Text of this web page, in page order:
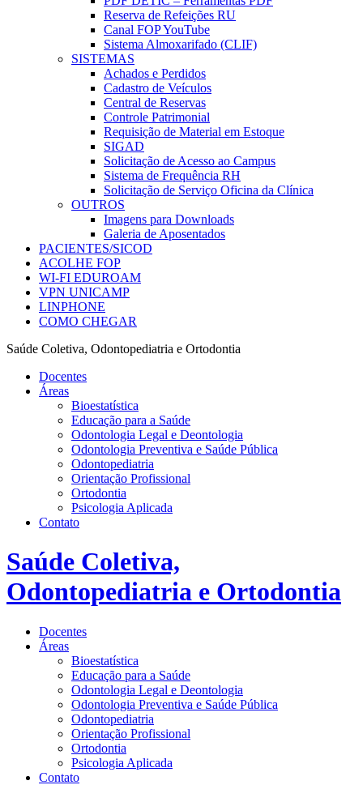
Reserva de Refeições RU
Canal FOP YouTube
Sistema Almoxarifado (CLIF)
SISTEMAS
Achados e Perdidos
Cadastro de Veículos
Central de Reservas
Controle Patrimonial
Requisição de Material em Estoque
SIGAD
Solicitação de Acesso ao Campus
Sistema de Frequência RH
Solicitação de Serviço Oficina da Clínica
OUTROS
Imagens para Downloads
Galeria de Aposentados
PACIENTES/SICOD
ACOLHE FOP
WI-FI EDUROAM
VPN UNICAMP
LINPHONE
COMO CHEGAR
Saúde Coletiva, Odontopediatria e Ortodontia
Docentes
Áreas
Bioestatística
Educação para a Saúde
Odontologia Legal e Deontologia
Odontologia Preventiva e Saúde Pública
Odontopediatria
Orientação Profissional
Ortodontia
Psicologia Aplicada
Contato
Saúde Coletiva,
Odontopediatria e Ortodontia
Docentes
Áreas
Bioestatística
Educação para a Saúde
Odontologia Legal e Deontologia
Odontologia Preventiva e Saúde Pública
Odontopediatria
Orientação Profissional
Ortodontia
Psicologia Aplicada
Contato